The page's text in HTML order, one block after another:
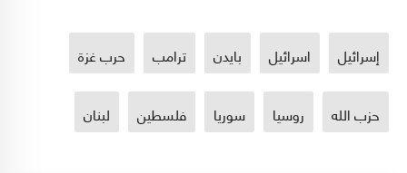
إسرائيل اسرائيل بايدن ترامب حرب غزة
حزب الله روسيا سوريا فلسطين لبنان